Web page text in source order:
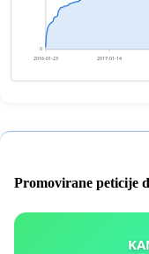
0
2016-01-23 2017-01-14
Promovirane peticije